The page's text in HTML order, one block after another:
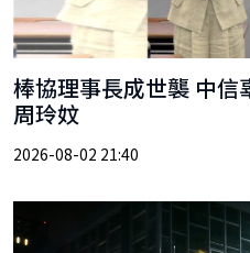
棒協理事長成世襲 中
周玲妏
2026-08-02 21:40